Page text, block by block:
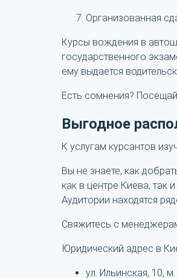
Организованная
Курсы вождения в
государственного
ему выдается
Есть сомнения?
Выгодное
К услугам курсантов
Вы не знаете, как
как в центре Киева, так
Аудитории находятся
Свяжитесь с
Юридический адрес в
ул. Ильинская, 10,